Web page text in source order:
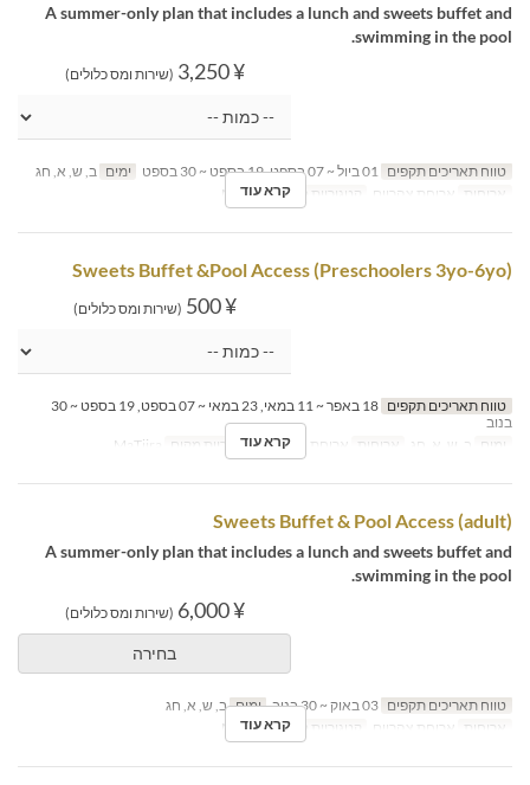
A summer-only plan that includes a lunch and sweets buffet and
swimming in the pool.
¥ 3,250 (שירות ומס כלולים)
טווח תאריכים תקפים ימים ב, ש, א, חג
ארוחות ארוחת צהריים קטגוריית מקום MaTiira
קרא עוד
Sweets Buffet &Pool Access (Preschoolers 3yo-6yo)
¥ 500 (שירות ומס כלולים)
טווח תאריכים תקפים
18 באפר ~ 11 במאי, 23 במאי ~ 07 בספט, 19 בספט ~ 30
בנוב
ימים
ב, ש, א, חג ארוחות ארוחת צהריים קטגוריית מקוםקרא עוד
Sweets Buffet & Pool Access (adult)
A summer-only plan that includes a lunch and sweets buffet and
swimming in the pool.
¥ 6,000 (שירות ומס כלולים)
בחירה
טווח תאריכים תקפים ימים ב, ש, א, חג
ארוחות ארוחת צהריים קטגוריית מקום MaTiira
קרא עוד